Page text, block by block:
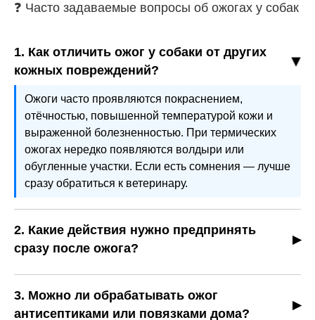
❓ Часто задаваемые вопросы об ожогах у собак
1. Как отличить ожог у собаки от других
кожных повреждений?
Ожоги часто проявляются покраснением,
отёчностью, повышенной температурой кожи и
выраженной болезненностью. При термических
ожогах нередко появляются волдыри или
обугленные участки. Если есть сомнения — лучше
сразу обратиться к ветеринару.
2. Какие действия нужно предпринять
сразу после ожога?
аккуратно охладите поражённое место прохладной
водой или влажным компрессом (если ожог
3. Можно ли обрабатывать ожог
антисептиками или повязками дома?